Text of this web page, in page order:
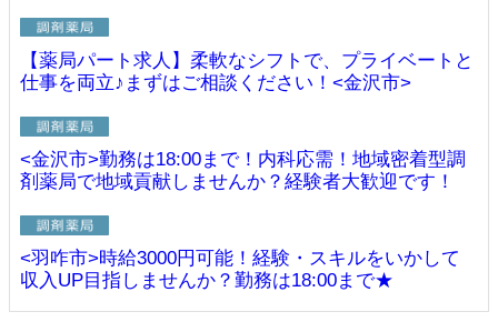
【薬局パート求人】柔軟なシフトで、プライベートと
仕事を両立♪まずはご相談ください！<金沢市>
<金沢市>勤務は18:00まで！内科応需！地域密着型調
剤薬局で地域貢献しませんか？経験者大歓迎です！
<羽咋市>時給3000円可能！経験・スキルをいかして
収入UP目指しませんか？勤務は18:00まで★